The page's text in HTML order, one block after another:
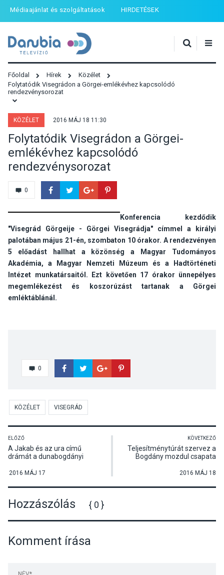
Médiaajánlat és szolgáltatások HIRDETÉSEK
Főoldal Hírek
Közélet
Folytatódik Visegrádon a Görgei-emlékévhez kapcsolódó
rendezvénysorozat
KÖZÉLET 2016 MÁJ 18 11:30
Folytatódik Visegrádon a Görgei-
emlékévhez kapcsolódó
rendezvénysorozat
0
Konferencia kezdődik
"Visegrád Görgeije - Görgei Visegrádja" címmel a királyi
palotában május 21-én, szombaton 10 órakor. A rendezvényen
5 előadást hallhat a közönség a Magyar Tudományos
Akadémia, a Magyar Nemzeti Múzeum és a Hadtörténeti
Intézet munkatársaitól. Ezt követően 17 órakor ünnepélyes
megemlékezést és koszorúzást tartanak a Görgei
emléktáblánál.
0
KÖZÉLET VISEGRÁD
ELŐZŐ
A Jakab és az ura című
drámát a dunabogdányi
láthatta a közönség
2016 MÁJ 17
KÖVETKEZŐ
Teljesítménytúrát szervez a
Bogdány mozdul csapata
2016 MÁJ 18
Hozzászólás { 0 }
Komment írása